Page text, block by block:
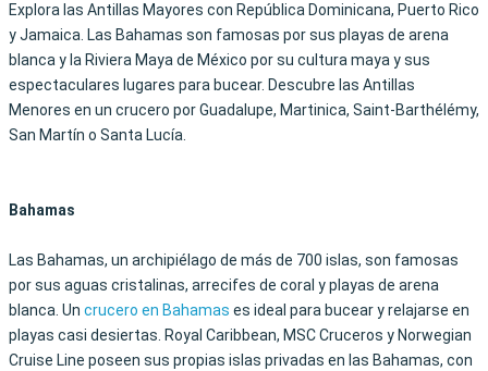
Explora las Antillas Mayores con República Dominicana, Puerto Rico
y Jamaica. Las Bahamas son famosas por sus playas de arena
blanca y la Riviera Maya de México por su cultura maya y sus
espectaculares lugares para bucear. Descubre las Antillas
Menores en un crucero por Guadalupe, Martinica, Saint-Barthélémy,
San Martín o Santa Lucía.
Bahamas
Las Bahamas, un archipiélago de más de 700 islas, son famosas
por sus aguas cristalinas, arrecifes de coral y playas de arena
blanca. Un crucero en Bahamas es ideal para bucear y relajarse en
playas casi desiertas. Royal Caribbean, MSC Cruceros y Norwegian
Cruise Line poseen sus propias islas privadas en las Bahamas, con